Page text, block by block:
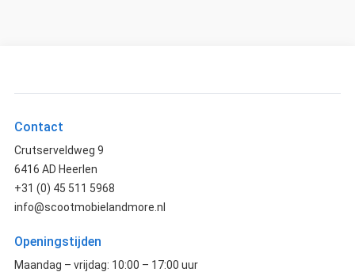
Contact
Crutserveldweg 9
6416 AD Heerlen
+31 (0) 45 511 5968
info@scootmobielandmore.nl
Openingstijden
Maandag – vrijdag: 10:00 – 17:00 uur